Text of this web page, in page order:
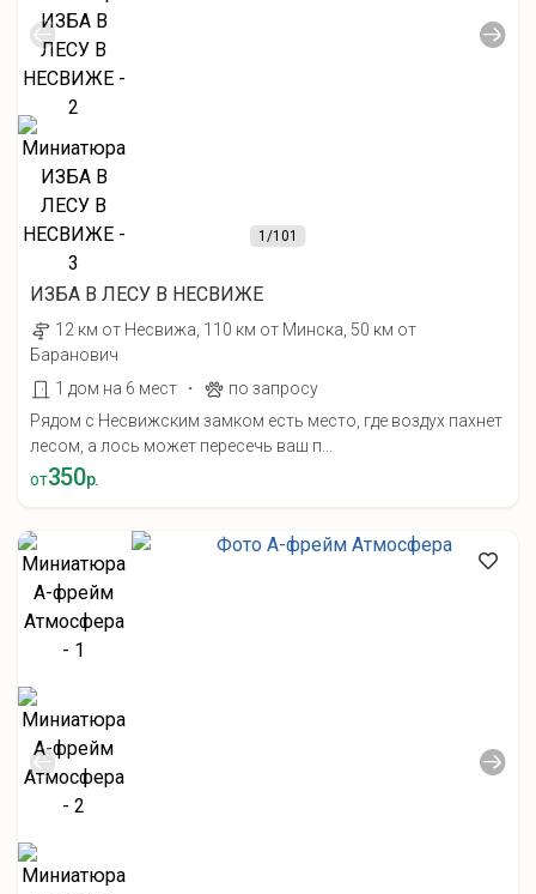
1 /101
ИЗБА В ЛЕСУ В НЕСВИЖЕ
12 км от Несвижа, 110 км от Минска, 50 км от
Баранович
1 дом на 6 мест
·
по запросу
Рядом с Несвижским замком есть место, где воздух пахнет
лесом, а лось может пересечь ваш п...
от350р.